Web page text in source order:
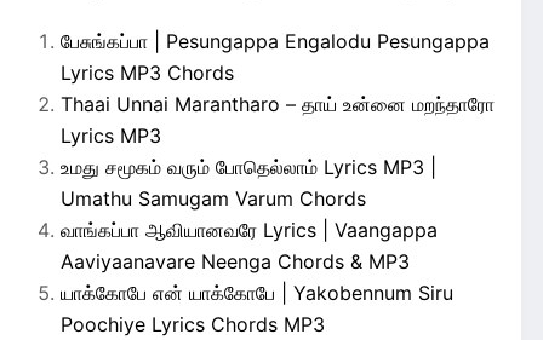
பேசுங்கப்பா | Pesungappa Engalodu Pesungappa
Lyrics MP3 Chords
Thaai Unnai Marantharo – தாய் உன்னை மறந்தாரோ
Lyrics MP3
உமது சமூகம் வரும் போதெல்லாம் Lyrics MP3 |
Umathu Samugam Varum Chords
வாங்கப்பா ஆவியானவரே Lyrics | Vaangappa
Aaviyaanavare Neenga Chords & MP3
யாக்கோபே என் யாக்கோபே | Yakobennum Siru
Poochiye Lyrics Chords MP3